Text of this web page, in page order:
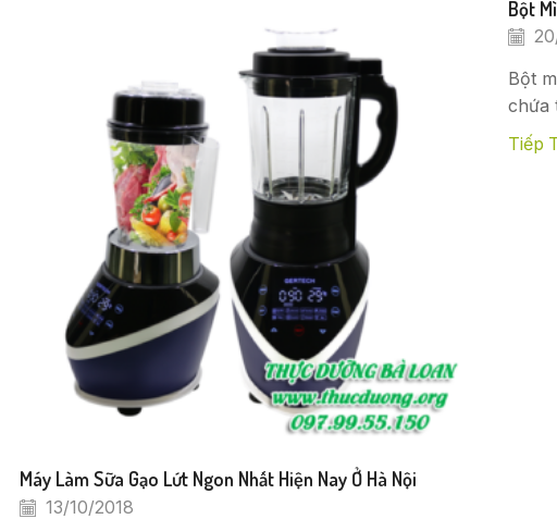
Máy Làm Sữa Gạo Lứt Ngon Nhất Hiện Nay Ở Hà Nội
13/10/2018
Bột
Bột
chứa
Tiếp